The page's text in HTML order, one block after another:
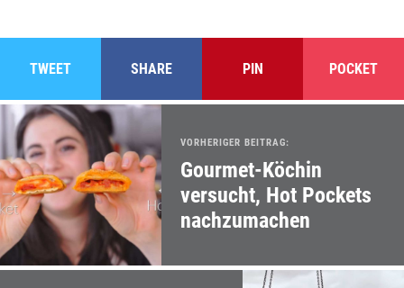
TWEET SHARE PIN POCKET
VORHERIGER BEITRAG:
Gourmet-Köchin
versucht, Hot Pockets
nachzumachen